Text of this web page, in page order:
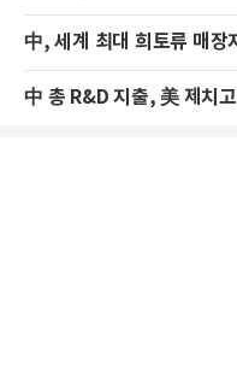
中, 세계 최대 희토류 매장
中 총 R&D 지출, 美 제치